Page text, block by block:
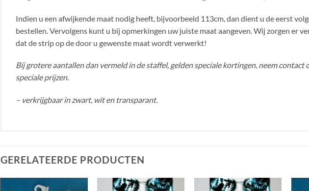
Indien u een afwijkende maat nodig heeft, bijvoorbeeld 113cm, dan dient u de eerst
bestellen. Vervolgens kunt u bij opmerkingen uw juiste maat aangeven. Wij zorgen er
dat de strip op de door u gewenste maat wordt verwerkt!
Bij grotere aantallen dan vermeld in de staffel, gelden speciale kortingen, neem contact
speciale prijzen.
– verkrijgbaar in zwart, wit en transparant.
GERELATEERDE PRODUCTEN